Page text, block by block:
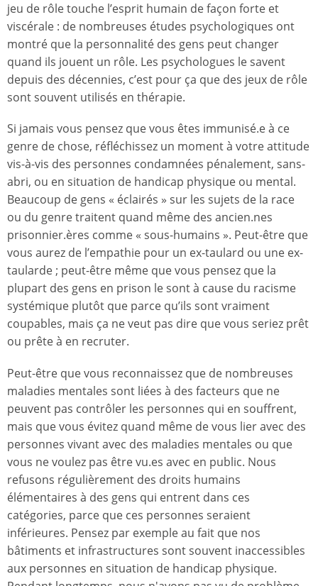
jeu de rôle touche l’esprit humain de façon forte et
viscérale : de nombreuses études psychologiques ont
montré que la personnalité des gens peut changer
quand ils jouent un rôle. Les psychologues le savent
depuis des décennies, c’est pour ça que des jeux de rôle
sont souvent utilisés en thérapie.
Si jamais vous pensez que vous êtes immunisé.e à ce
genre de chose, réfléchissez un moment à votre attitude
vis-à-vis des personnes condamnées pénalement, sans-
abri, ou en situation de handicap physique ou mental.
Beaucoup de gens « éclairés » sur les sujets de la race
ou du genre traitent quand même des ancien.nes
prisonnier.ères comme « sous-humains ». Peut-être que
vous aurez de l’empathie pour un ex-taulard ou une ex-
taularde ; peut-être même que vous pensez que la
plupart des gens en prison le sont à cause du racisme
systémique plutôt que parce qu’ils sont vraiment
coupables, mais ça ne veut pas dire que vous seriez prêt
ou prête à en recruter.
Peut-être que vous reconnaissez que de nombreuses
maladies mentales sont liées à des facteurs que ne
peuvent pas contrôler les personnes qui en souffrent,
mais que vous évitez quand même de vous lier avec des
personnes vivant avec des maladies mentales ou que
vous ne voulez pas être vu.es avec en public. Nous
refusons régulièrement des droits humains
élémentaires à des gens qui entrent dans ces
catégories, parce que ces personnes seraient
inférieures. Pensez par exemple au fait que nos
bâtiments et infrastructures sont souvent inaccessibles
aux personnes en situation de handicap physique.